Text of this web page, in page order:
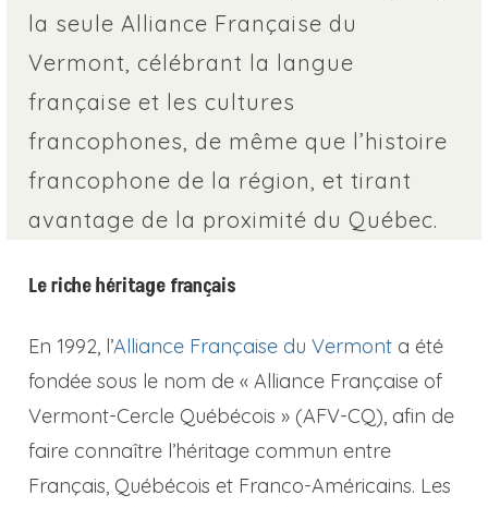
la seule Alliance Française du
Vermont, célébrant la langue
française et les cultures
francophones, de même que l’histoire
francophone de la région, et tirant
avantage de la proximité du Québec.
Le riche héritage français
En 1992, l’Alliance Française du Vermont a été
fondée sous le nom de « Alliance Française of
Vermont-Cercle Québécois » (AFV-CQ), afin de
faire connaître l’héritage commun entre
Français, Québécois et Franco-Américains. Les